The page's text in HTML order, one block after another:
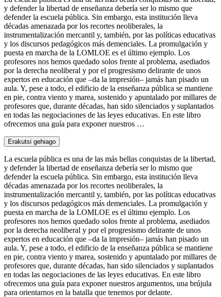
y defender la libertad de enseñanza debería ser lo mismo que
defender la escuela pública. Sin embargo, esta institución lleva
décadas amenazada por los recortes neoliberales, la
instrumentalización mercantil y, también, por las políticas educativas
y los discursos pedagógicos más demenciales. La promulgación y
puesta en marcha de la LOMLOE es el último ejemplo. Los
profesores nos hemos quedado solos frente al problema, asediados
por la derecha neoliberal y por el progresismo delirante de unos
expertos en educación que –da la impresión– jamás han pisado un
aula. Y, pese a todo, el edificio de la enseñanza pública se mantiene
en pie, contra viento y marea, sostenido y apuntalado por millares de
profesores que, durante décadas, han sido silenciados y suplantados
en todas las negociaciones de las leyes educativas. En este libro
ofrecemos una guía para exponer nuestros …
Erakutsi gehiago
La escuela pública es una de las más bellas conquistas de la libertad,
y defender la libertad de enseñanza debería ser lo mismo que
defender la escuela pública. Sin embargo, esta institución lleva
décadas amenazada por los recortes neoliberales, la
instrumentalización mercantil y, también, por las políticas educativas
y los discursos pedagógicos más demenciales. La promulgación y
puesta en marcha de la LOMLOE es el último ejemplo. Los
profesores nos hemos quedado solos frente al problema, asediados
por la derecha neoliberal y por el progresismo delirante de unos
expertos en educación que –da la impresión– jamás han pisado un
aula. Y, pese a todo, el edificio de la enseñanza pública se mantiene
en pie, contra viento y marea, sostenido y apuntalado por millares de
profesores que, durante décadas, han sido silenciados y suplantados
en todas las negociaciones de las leyes educativas. En este libro
ofrecemos una guía para exponer nuestros argumentos, una brújula
para orientarnos en la batalla que tenemos por delante.